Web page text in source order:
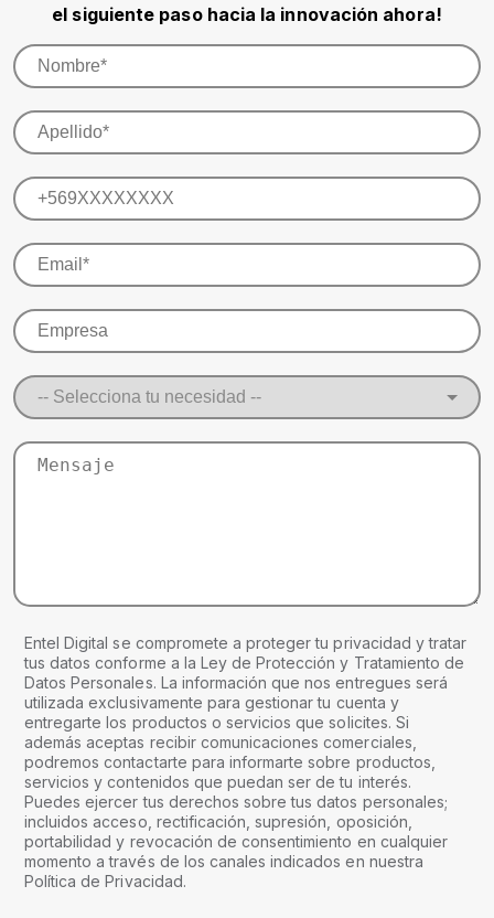
el siguiente paso hacia la innovación ahora!
Entel Digital se compromete a proteger tu privacidad y tratar
tus datos conforme a la Ley de Protección y Tratamiento de
Datos Personales. La información que nos entregues será
utilizada exclusivamente para gestionar tu cuenta y
entregarte los productos o servicios que solicites. Si
además aceptas recibir comunicaciones comerciales,
podremos contactarte para informarte sobre productos,
servicios y contenidos que puedan ser de tu interés.
Puedes ejercer tus derechos sobre tus datos personales;
incluidos acceso, rectificación, supresión, oposición,
portabilidad y revocación de consentimiento en cualquier
momento a través de los canales indicados en nuestra
Política de Privacidad.